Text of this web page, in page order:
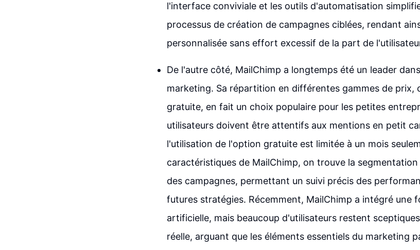
l'interface conviviale et les outils d'automatisation
processus de création de campagnes ciblées, rendant
personnalisée sans effort excessif de la part de
De l'autre côté, MailChimp a longtemps été un leader
marketing. Sa répartition en différentes gammes de prix,
gratuite, en fait un choix populaire pour les petites
utilisateurs doivent être attentifs aux mentions en petit
l'utilisation de l'option gratuite est limitée à un mois
caractéristiques de MailChimp, on trouve la
des campagnes, permettant un suivi précis des
futures stratégies. Récemment, MailChimp a intégré une
artificielle, mais beaucoup d'utilisateurs restent
réelle, arguant que les éléments essentiels du marketing